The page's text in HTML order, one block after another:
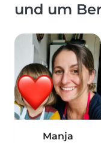
und um
Manja